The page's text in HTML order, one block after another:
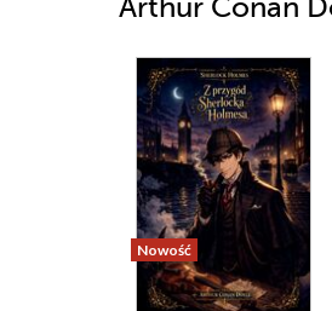
Arthur Conan
Nowość